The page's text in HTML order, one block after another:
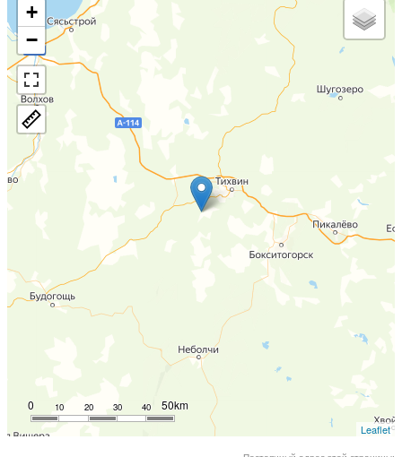
+
−
10
0 20 30 40 50km
Leaflet